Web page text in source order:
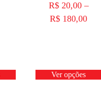
R$20,00 –
R$ 180,00
Ver opções